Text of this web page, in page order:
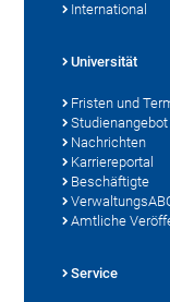
International
Universität
Fristen und
Studienangebot
Nachrichten
Karriereportal
Beschäftigte
Amtliche
Service